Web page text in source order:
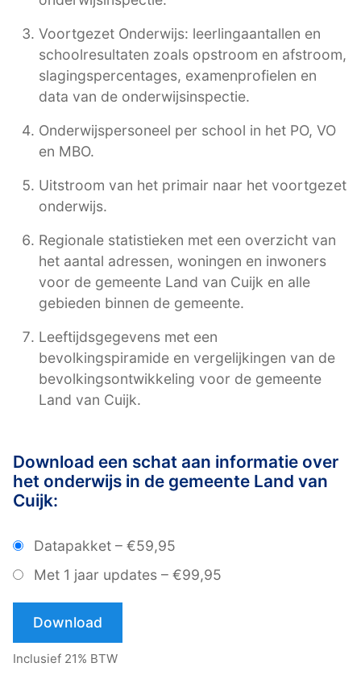
Voortgezet Onderwijs: leerlingaantallen en
schoolresultaten zoals opstroom en afstroom,
slagingspercentages, examenprofielen en
data van de onderwijsinspectie.
Onderwijspersoneel per school in het PO, VO
en MBO.
Uitstroom van het primair naar het voortgezet
onderwijs.
Regionale statistieken met een overzicht van
het aantal adressen, woningen en inwoners
voor de gemeente Land van Cuijk en alle
gebieden binnen de gemeente.
Leeftijdsgegevens met een
bevolkingspiramide en vergelijkingen van de
bevolkingsontwikkeling voor de gemeente
Land van Cuijk.
Download een schat aan informatie over
het onderwijs in de gemeente Land van
Cuijk:
Datapakket – €59,95
Met 1 jaar updates – €99,95
Download
Inclusief 21% BTW